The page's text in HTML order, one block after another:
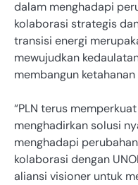
dalam menghadapi
kolaborasi strategis
transisi energi
mewujudkan
membangun
“PLN terus
menghadirkan solusi
menghadapi
kolaborasi dengan
aliansi visioner untuk